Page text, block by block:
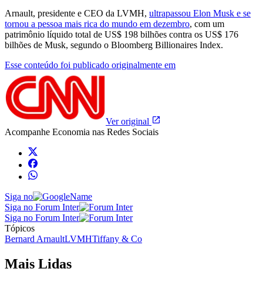
Arnault, presidente e CEO da LVMH, ultrapassou Elon Musk e se
tornou a pessoa mais rica do mundo em dezembro, com um
patrimônio líquido total de US$ 198 bilhões contra os US$ 176
bilhões de Musk, segundo o Bloomberg Billionaires Index.
Esse conteúdo foi publicado originalmente em
Ver original
Acompanhe Economia nas Redes Sociais
Siga no
Siga no Forum Inter
Siga no Forum Inter
Tópicos
Bernard ArnaultLVMHTiffany & Co
Mais Lidas